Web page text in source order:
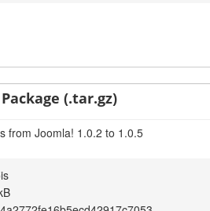
(.tar.gz)
from Joomla! 1.0.2 to 1.0.5